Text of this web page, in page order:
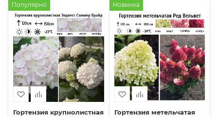
Популярно
Гортензия крупнолистная
Новинка
Гортензия метельчатая